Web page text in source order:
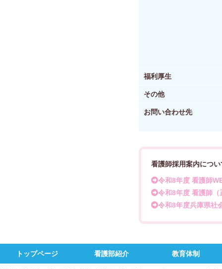
福利厚生
その他
お問い合わせ先
看護師採用案内につ
令和8年度 看護師
令和8年度 看護師
令和8年度兵庫県社
トップページ 看護部紹介 教育体制